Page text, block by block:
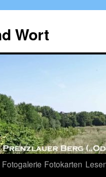
Wort
Fotogalerie Fotokarten